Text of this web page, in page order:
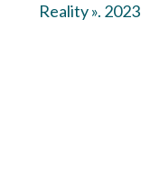
Reality ». 2023